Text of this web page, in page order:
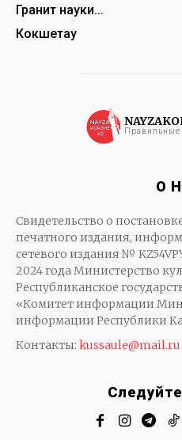
Гранит науки...
Кокшетау
Правильные
О
Свидетельство о
печатного издания,
сетевого издания №
2024 года Министерство
Республиканское
«Комитет информации
информации Республики
Контакты: kussaule@mail.ru